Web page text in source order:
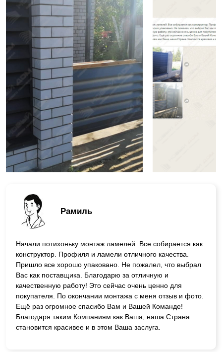
Рамиль
Начали потихоньку монтаж ламелей. Все собирается как
конструктор. Профиля и ламели отличного качества.
Пришло все хорошо упаковано. Не пожалел, что выбрал
Вас как поставщика. Благодарю за отличную и
качественную работу! Это сейчас очень ценно для
покупателя. По окончании монтажа с меня отзыв и фото.
Ещё раз огромное спасибо Вам и Вашей Команде!
Благодаря таким Компаниям как Ваша, наша Страна
становится красивее и в этом Ваша заслуга.